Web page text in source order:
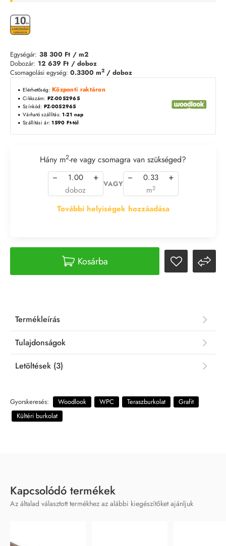
Egységár: 38 300 Ft / m2
Dobozár: 12 639 Ft / doboz
Csomagolási egység: 0.3300 m2 / doboz
Elérhetőség: Központi raktáron
Cikkszám: PZ-0052965
Színkód: PZ-0052965
Várható szállítás: 1-21 nap
Szállítási ár: 1590 Ft-tól
További helyiségek hozzáadása
Hány m2-re vagy csomagra van szükséged?
− +
doboz
VAGY
− +
m2
Kosárba
Termékleírás
Tulajdonságok
Letöltések (3)
Gyorskeresés: Woodlook WPC Teraszburkolat
Grafit
Kültéri burkolat
Kapcsolódó termékek
Az általad választott termékhez az alábbi kiegészítőket ajánljuk